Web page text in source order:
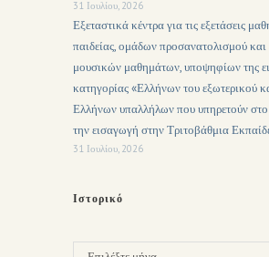
31 Ιουλίου, 2026
Εξεταστικά κέντρα για τις εξετάσεις
παιδείας, ομάδων προσανατολισμού και
μουσικών μαθημάτων, υποψηφίων της
κατηγορίας «Ελλήνων του εξωτερικού
Ελλήνων υπαλλήλων που υπηρετούν στο
την εισαγωγή στην Τριτοβάθμια
31 Ιουλίου, 2026
Ιστορικό